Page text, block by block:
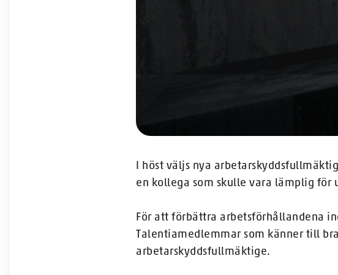
I höst väljs nya
en kollega som skulle vara lämplig för
För att förbättra arbetsförhållandena
Talentiamedlemmar som känner till
arbetarskyddsfullmäktige.